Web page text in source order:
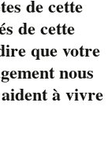
de cette
de cette
que votre
nous
à vivre